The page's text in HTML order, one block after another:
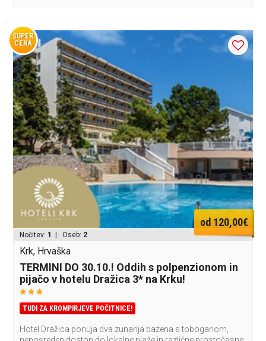
SUPER
CENA
od 120,00€
Nočitev: 1 | Oseb: 2
Krk, Hrvaška
TERMINI DO 30.10.! Oddih s polpenzionom in
pijačo v hotelu Dražica 3* na Krku!
TUDI ZA KROMPIRJEVE POČITNICE!
Hotel Dražica ponuja dva zunanja bazena s toboganom,